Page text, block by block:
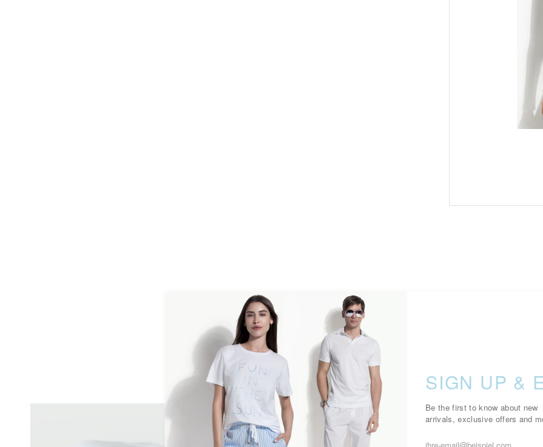
SIGN UP &
Be the first to know about new
arrivals, exclusive offers and